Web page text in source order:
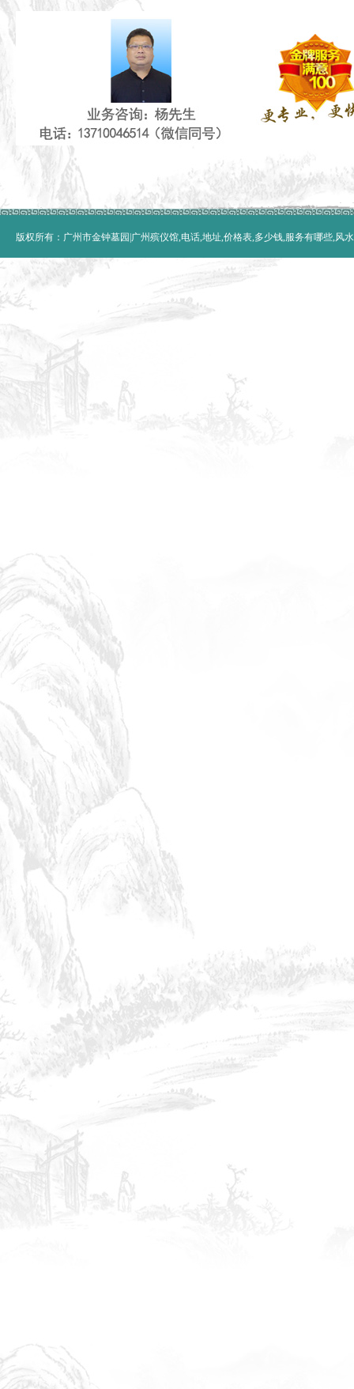
版权所有：广州市金钟墓园|广州殡仪馆,电话,地址,价格表,多少钱,服务有哪些,